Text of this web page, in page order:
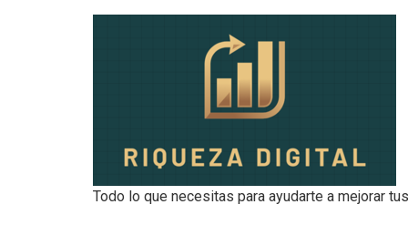
Todo lo que necesitas para ayudarte a mejorar